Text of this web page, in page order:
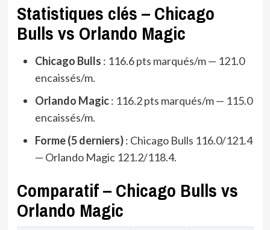
Statistiques clés – Chicago
Bulls vs Orlando Magic
Chicago Bulls : 116.6 pts marqués/m — 121.0
encaissés/m.
Orlando Magic: 116.2 pts marqués/m — 115.0
encaissés/m.
Forme (5 derniers): Chicago Bulls 116.0/121.4
— Orlando Magic 121.2/118.4.
Comparatif – Chicago Bulls vs
Orlando Magic